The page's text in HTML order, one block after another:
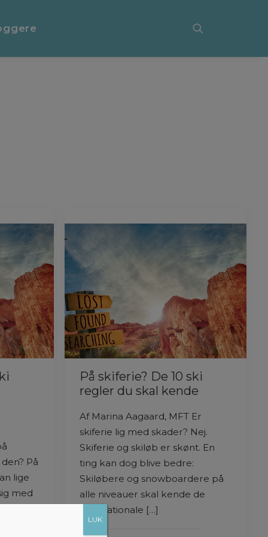
På
lige
med
På skiferie? De 10 ski
regler du skal kende
Af Marina Aagaard, MFT Er
skiferie lig med skader? Nej.
Skiferie og skiløb er skønt. En
ting kan dog blive bedre:
Skiløbere og snowboardere på
alle niveauer skal kende de
internationale […]
LUK